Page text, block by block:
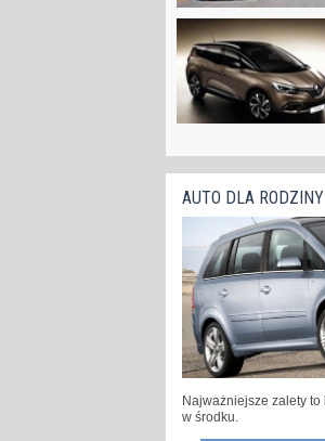
AUTO DLA
Najważniejsze zalety
w środku.